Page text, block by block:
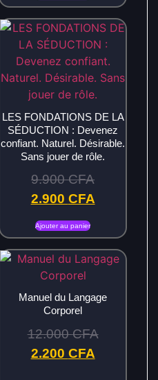
LES FONDATIONS DE LA
SÉDUCTION : Devenez
confiant. Naturel. Désirable.
Sans jouer de rôle.
9.900CFA
2.900 CFA
Ajouter au panier
Manuel du Langage
Corporel
12.000CFA
2.200 CFA